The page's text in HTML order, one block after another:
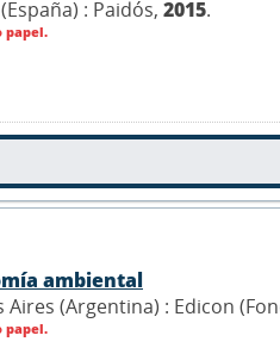
: Paidós, 2015.
papel.
ambiental
Aires (Argentina) : Edicon
papel.